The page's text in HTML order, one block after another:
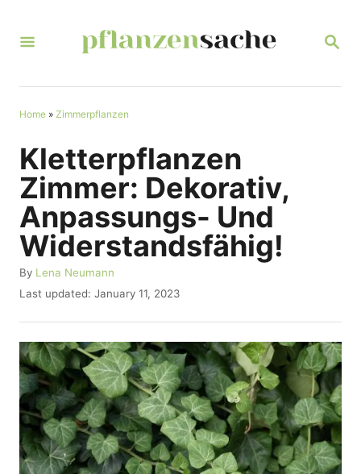
S
R
Home » Zimmerpflanzen
Kletterpflanzen
Zimmer: Dekorativ,
Anpassungs- Und
Widerstandsfähig!
By A
u
h
o
r
Lena Neumann
P
s
t
e
d
o
n
Last updated: January 11, 2023